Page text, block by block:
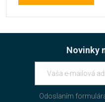
Novinky
Odoslaním